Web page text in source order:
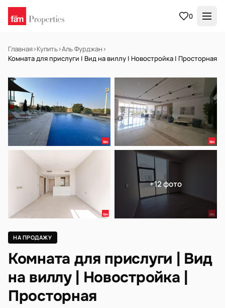
0
Главная›Купить›Аль Фурджан›
Комната для прислуги | Вид на виллу | Новостройка | Просторная
НА ПРОДАЖУ Готов к заселению
+12 фото
НА ПРОДАЖУ
Комната для прислуги | Вид
на виллу | Новостройка |
Просторная